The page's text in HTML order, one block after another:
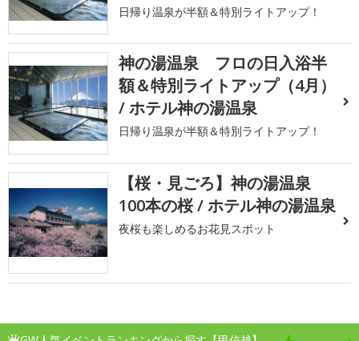
日帰り温泉が半額＆特別ライトアップ！
神の湯温泉 フロの日入浴半
額＆特別ライトアップ（4月）
/ ホテル神の湯温泉
日帰り温泉が半額＆特別ライトアップ！
【桜・見ごろ】神の湯温泉
100本の桜 / ホテル神の湯温泉
夜桜も楽しめるお花見スポット